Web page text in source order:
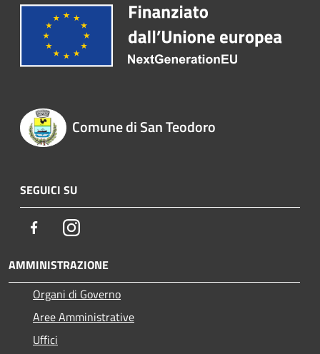
Comune di San Teodoro
SEGUICI SU
FacebookInstagram
AMMINISTRAZIONE
Organi di Governo
Aree Amministrative
Uffici